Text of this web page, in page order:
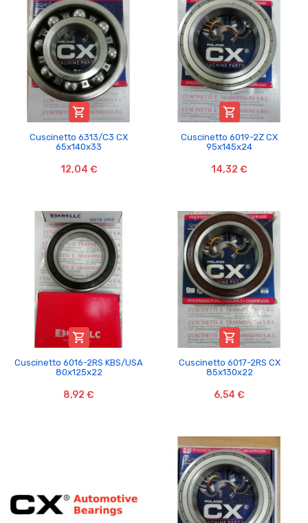

Cuscinetto 6313/C3 CX
65x140x33
12,04 €

Cuscinetto 6019-2Z CX
95x145x24
14,32 €

Cuscinetto 6016-2RS KBS/USA
80x125x22
8,92 €

Cuscinetto 6017-2RS CX
85x130x22
6,54 €